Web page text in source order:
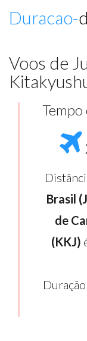
Duracao-
Voos de
Brasil
de
(KKJ)